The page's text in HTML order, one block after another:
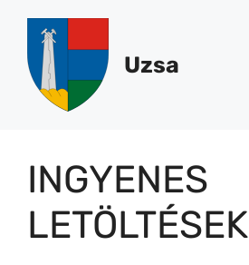
tartalomba
Uzsa
INGYENES
LETÖLTÉSEK